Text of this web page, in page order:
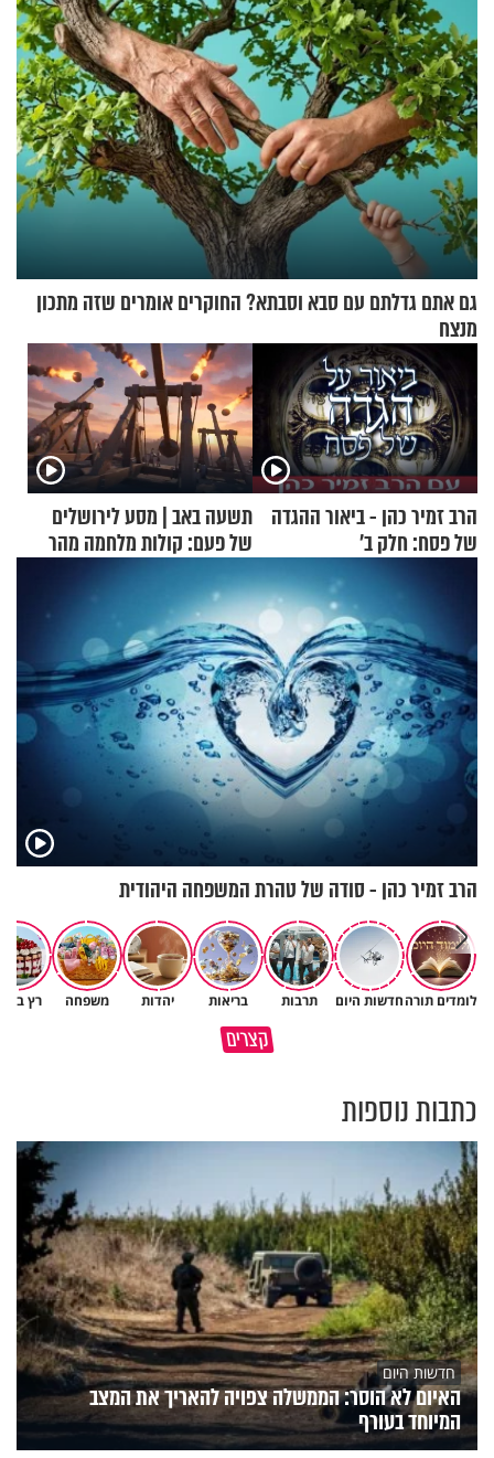
גם אתם גדלתם עם סבא וסבתא? החוקרים אומרים שזה מתכון
מנצח
הרב זמיר כהן - ביאור ההגדה
של פסח: חלק ב’
תשעה באב | מסע לירושלים
של פעם: קולות מלחמה מהר
הזיתים
הרב זמיר כהן - סודה של טהרת המשפחה היהודית
לומדים תורהחדשות היום תרבות בריאות יהדות משפחה רץ
קצריםמדוע האמונה נמשלה למלח?
גם ׳הרע׳ זה הרחמים של בורא
כתבות נוספות
חדשות היום
האיום לא הוסר: הממשלה צפויה להאריך את המצב
המיוחד בעורף